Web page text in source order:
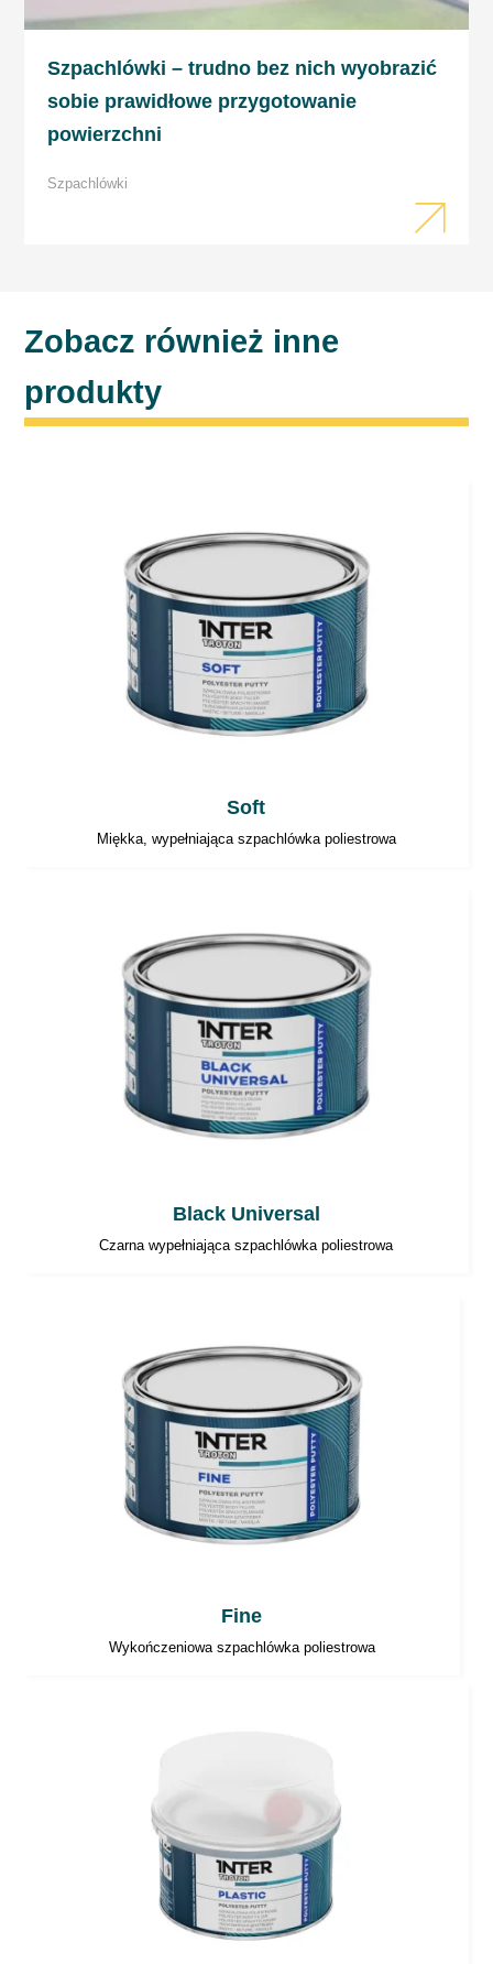
Szpachlówki – trudno bez nich wyobrazić
sobie prawidłowe przygotowanie
powierzchni
Szpachlówki
Zobacz również inne
produkty
Soft
Miękka, wypełniająca szpachlówka poliestrowa
Black Universal
Czarna wypełniająca szpachlówka poliestrowa
Fine
Wykończeniowa szpachlówka poliestrowa